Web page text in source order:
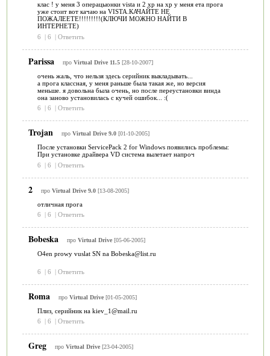
клас ! у меня 3 операцыонки vista и 2 xp на xp у меня ета прога
уже стоит вот качаю на VISTA.КАЧАЙТЕ НЕ
ПОЖАЛЕЕТЕ!!!!!!!!!(КЛЮЧИ МОЖНО НАЙТИ В
ИНТЕРНЕТЕ)
6
| 6 | Ответить
Parissa про Virtual Drive 11.5[28-10-2007]
очень жаль, что нельзя здесь серийник выкладывать...
а прога классная, у меня раньше была такая же, но версия
меньше. я довольна была очень, но после переустановки винда
она заново установилась с кучей ошибок... :(
6
| 6 | Ответить
Trojan про Virtual Drive 9.0[01-10-2005]
После установки ServicePack 2 for Windows появились проблемы:
При установке драйвера VD система вылетает напроч
6
| 6 | Ответить
2 про Virtual Drive 9.0[13-08-2005]
отличная прога
6
| 6 | Ответить
Bobeska про Virtual Drive [05-06-2005]
O4en prowy vuslat SN na Bobeska@list.ru
6 | 6 | Ответить
Roma про Virtual Drive [01-05-2005]
Плиз, серийник на kiev_1@mail.ru
6
| 6 | Ответить
Greg про Virtual Drive [23-04-2005]